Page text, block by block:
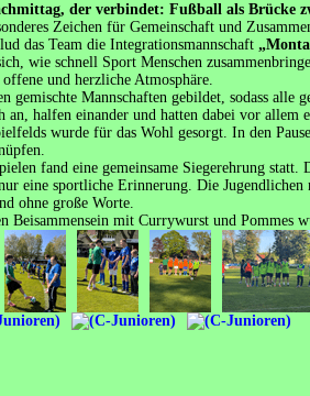
der verbindet: Fußball als Brücke
Zeichen für Gemeinschaft und
das Team die Integrationsmannschaft
wie schnell Sport Menschen
offene und herzliche Atmosphäre.
gemischte Mannschaften gebildet, sodass alle
an, halfen einander und hatten dabei vor allem
wurde für das Wohl gesorgt. In den
fand eine gemeinsame Siegerehrung
eine sportliche Erinnerung. Die Jugendlichen
ohne große Worte.
Beisammensein mit Currywurst und Pommes